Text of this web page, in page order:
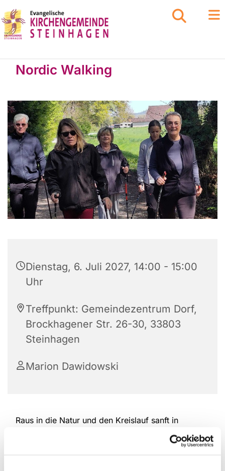
Nordic Walking
Dienstag, 6. Juli 2027, 14:00 - 15:00
Uhr
Treffpunkt: Gemeindezentrum Dorf,
Brockhagener Str. 26-30, 33803
Steinhagen
Marion Dawidowski
Raus in die Natur und den Kreislauf sanft in
Schwung bringen. Nordic Walking schont die
Gelenke und bewegt gleichzeitig die gesamte
Muskulatur. Für jedes Alter und unabhängig von